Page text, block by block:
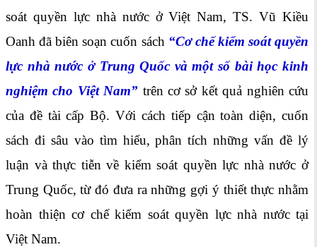
soát quyền lực nhà nước ở Việt Nam, TS. Vũ Kiều
Oanh đã biên soạn cuốn sách “Cơ chế kiểm soát quyền
lực nhà nước ở Trung Quốc và một số bài học kinh
nghiệm cho Việt Nam” trên cơ sở kết quả nghiên cứu
của đề tài cấp Bộ. Với cách tiếp cận toàn diện, cuốn
sách đi sâu vào tìm hiểu, phân tích những vấn đề lý
luận và thực tiễn về kiểm soát quyền lực nhà nước ở
Trung Quốc, từ đó đưa ra những gợi ý thiết thực nhằm
hoàn thiện cơ chế kiểm soát quyền lực nhà nước tại
Việt Nam.